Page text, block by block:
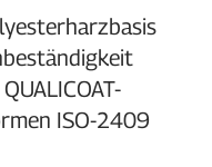
ISO-2409